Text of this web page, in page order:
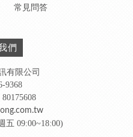
常見問答
們
有限公司
9368
五 09:00~18:00)